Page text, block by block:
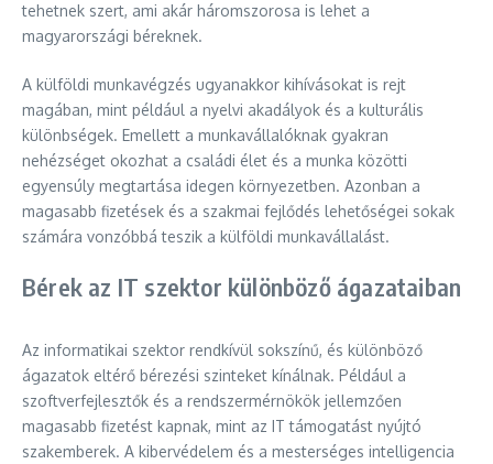
tehetnek szert, ami akár háromszorosa is lehet a
magyarországi béreknek.
A külföldi munkavégzés ugyanakkor kihívásokat is rejt
magában, mint például a nyelvi akadályok és a kulturális
különbségek. Emellett a munkavállalóknak gyakran
nehézséget okozhat a családi élet és a munka közötti
egyensúly megtartása idegen környezetben. Azonban a
magasabb fizetések és a szakmai fejlődés lehetőségei sokak
számára vonzóbbá teszik a külföldi munkavállalást.
Bérek az IT szektor különböző ágazataiban
Az informatikai szektor rendkívül sokszínű, és különböző
ágazatok eltérő bérezési szinteket kínálnak. Például a
szoftverfejlesztők és a rendszermérnökök jellemzően
magasabb fizetést kapnak, mint az IT támogatást nyújtó
szakemberek. A kibervédelem és a mesterséges intelligencia